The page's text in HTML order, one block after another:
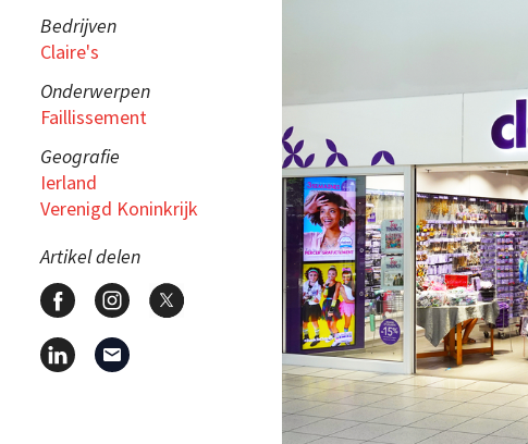
Bedrijven
Claire's
Onderwerpen
Faillissement
Geografie
Ierland
Verenigd Koninkrijk
Artikel delen